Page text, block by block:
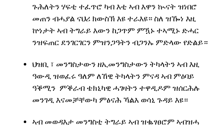
ጉሕለትን ሃፍቲ ተፈጥሮ ካብ እቲ ኣብ እዋን ኲናት ዝነበሮ
መጠን ብሓያል ናህሪ ክውስኽ እዩ ተራእዩ። ስለ ዝዀነ እዚ
ኵነታት ኣብ ትግራይ እውን ከጋጥም ምዃኑ ተኣሚኑ ድሓር
ንዝፍጠር ደንገርገርን ምዝንጋዓትን ብጋንኡ ምድላው የድልይ።
ህዝቢ ፣ መንግስታውን ዘኢመንግስታውን ትካላትን ኣብ እዚ
ዓውዲ ዝወፈሩ ዓለም ለኸዊ ትካላትን ምናዳ ኣብ ምዕባይ
ዓቕሚን ምቕራብ ቴክኒካዊ ሓገዛትን ተዋዲዶም ዝሰርሕሉ
መንገዲ እናመቻቸውካ ምፅናሕ ኻልእ ወሳኒ ጉዳይ እዩ።
ኣብ መወዳእታ መንግስቲ ትግራይ ኣብ ዝቈፃፀሮም ኣብዝሓ